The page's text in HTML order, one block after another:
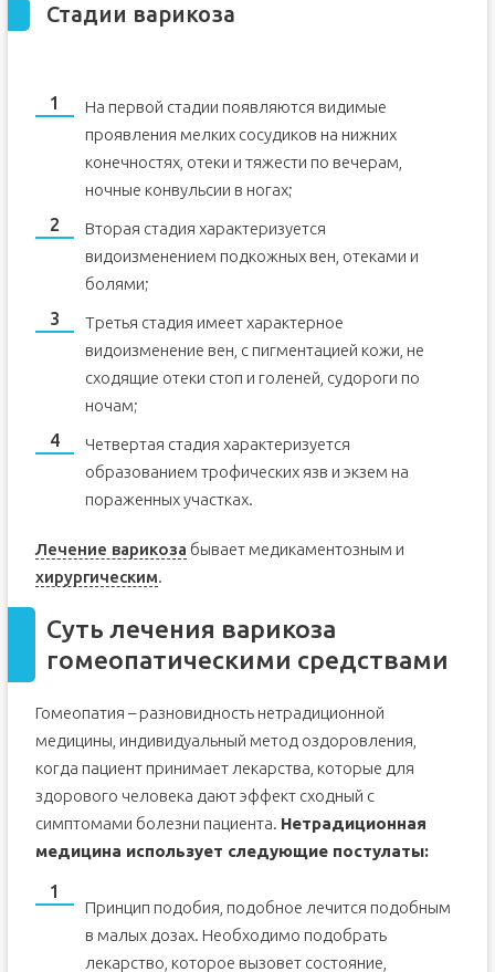
Стадии варикоза
На первой стадии появляются видимые
проявления мелких сосудиков на нижних
конечностях, отеки и тяжести по вечерам,
ночные конвульсии в ногах;
Вторая стадия характеризуется
видоизменением подкожных вен, отеками и
болями;
Третья стадия имеет характерное
видоизменение вен, с пигментацией кожи, не
сходящие отеки стоп и голеней, судороги по
ночам;
Четвертая стадия характеризуется
образованием трофических язв и экзем на
пораженных участках.
Лечение варикоза бывает медикаментозным и
хирургическим.
Суть лечения варикоза
гомеопатическими средствами
Гомеопатия – разновидность нетрадиционной
медицины, индивидуальный метод оздоровления,
когда пациент принимает лекарства, которые для
здорового человека дают эффект сходный с
симптомами болезни пациента. Нетрадиционная
медицина использует следующие постулаты:
Принцип подобия, подобное лечится подобным
в малых дозах. Необходимо подобрать
лекарство, которое вызовет состояние,